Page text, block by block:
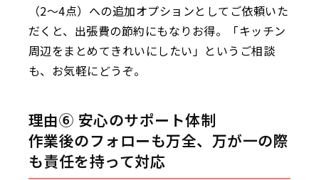
（2〜4点）への追加オプションとしてご依頼いた
だくと、出張費の節約にもなりお得。「キッチン
周辺をまとめてきれいにしたい」というご相談
も、お気軽にどうぞ。
理由⑥ 安心のサポート体制
作業後のフォローも万全、万が一の際
も責任を持って対応